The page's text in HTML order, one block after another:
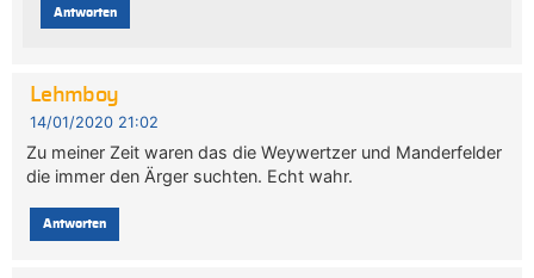
Antworten
Lehmboy
14/01/2020 21:02
Zu meiner Zeit waren das die Weywertzer und Manderfelder
die immer den Ärger suchten. Echt wahr.
Antworten